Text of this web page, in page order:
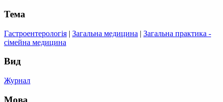
Тема
Гастроентерологія | Загальна медицина | Загальна практика -
сімейна медицина
Вид
Журнал
Мова